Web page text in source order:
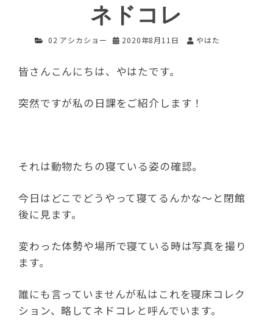
ネドコレ
02 アシカショー 2020年8月11日 やはた
皆さんこんにちは、やはたです。
突然ですが私の日課をご紹介します！
それは動物たちの寝ている姿の確認。
今日はどこでどうやって寝てるんかな～と閉館
後に見ます。
変わった体勢や場所で寝ている時は写真を撮り
ます。
誰にも言っていませんが私はこれを寝床コレク
ション、略してネドコレと呼んでいます。